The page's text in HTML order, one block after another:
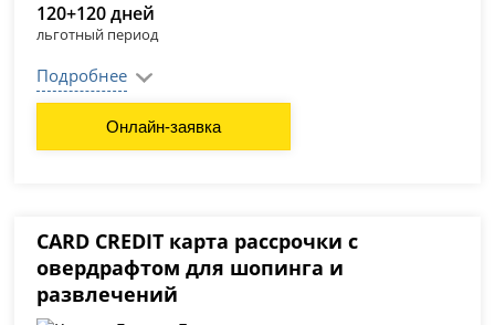
120+120 дней
льготный период
Подробнее
Онлайн-заявка
CARD CREDIT карта рассрочки с
овердрафтом для шопинга и
развлечений